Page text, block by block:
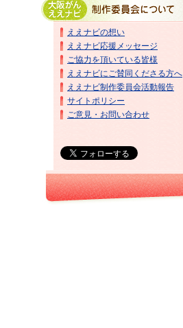
ええナビの想い
ええナビ応援メッセージ
ご協力を頂いている皆様
ええナビにご賛同くださる方へ
ええナビ制作委員会活動報告
サイトポリシー
ご意見・お問い合わせ